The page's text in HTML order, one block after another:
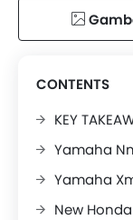
CONTENTS
KEY
Yamaha
Yamaha
New Honda